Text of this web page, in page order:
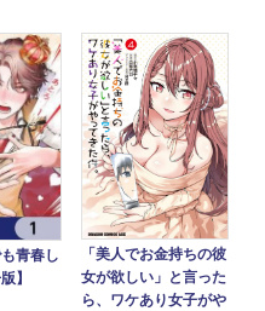
青春し
】
「美人でお金持ちの彼
女が欲しい」と言った
ら、ワケあり女子がや